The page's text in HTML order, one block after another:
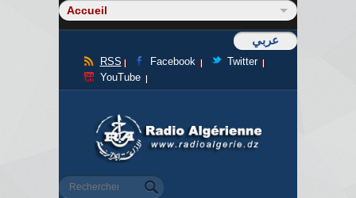
عربي
RSS Facebook
Twitter
YouTube
Formulaire de recherche
Rechercher